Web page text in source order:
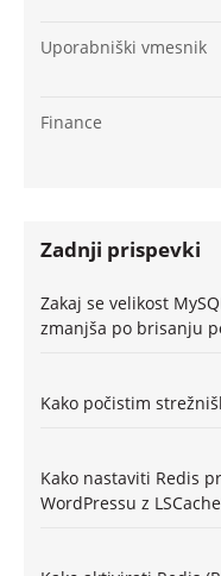
Uporabniški vmesnik
Finance
Zadnji prispevki
Zakaj se velikost
zmanjša po brisanju
Kako počistim
Kako nastaviti Redis
WordPressu z